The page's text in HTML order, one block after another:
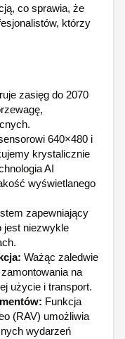
co sprawia, że
którzy
zasięg do 2070
640×480 i
krystalicznie
AI
wyświetlanego
zapewniający
jest niezwykle
Ważąc zaledwie
na
użycie i transport.
Funkcja
(RAV) umożliwia
wydarzeń